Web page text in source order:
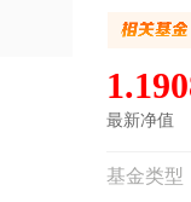
最新净值
基金类型